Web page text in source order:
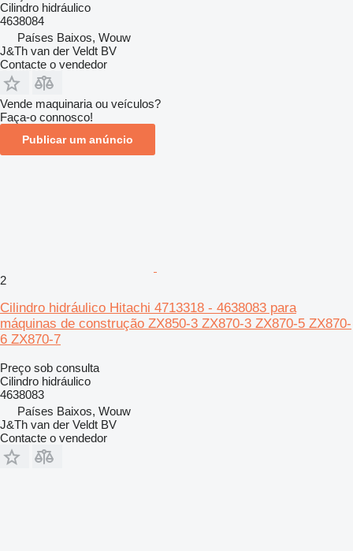
Cilindro hidráulico
4638084
Países Baixos, Wouw
J&Th van der Veldt BV
Contacte o vendedor
Vende maquinaria ou veículos?
Faça-o connosco!
Publicar um anúncio
2
Cilindro hidráulico Hitachi 4713318 - 4638083 para
máquinas de construção ZX850-3 ZX870-3 ZX870-5 ZX870-
6 ZX870-7
Preço sob consulta
Cilindro hidráulico
4638083
Países Baixos, Wouw
J&Th van der Veldt BV
Contacte o vendedor